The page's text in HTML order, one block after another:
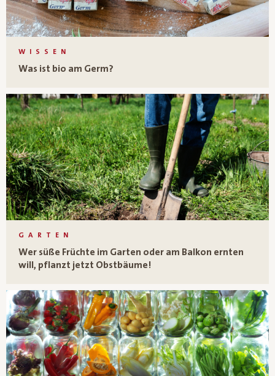
WISSEN
Was ist bio am Germ?
GARTEN
Wer süße Früchte im Garten oder am Balkon ernten
will, pflanzt jetzt Obstbäume!